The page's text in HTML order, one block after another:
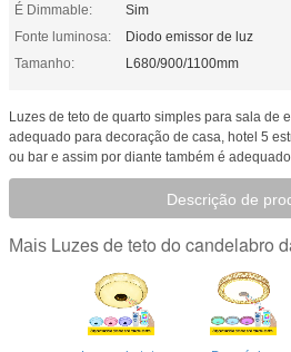
É Dimmable:
Sim
Fonte luminosa:
Diodo emissor de luz
Tamanho:
L680/900/1100mm
Luzes de teto de quarto simples para sala de
adequado para decoração de casa, hotel 5
ou bar e assim por diante também é
Descrição de
Mais Luzes de teto do candelabro